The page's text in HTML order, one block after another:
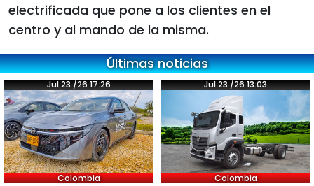
electrificada que pone a los clientes en el
centro y al mando de la misma.
Últimas noticias
Jul 23 /26 17:26
Colombia
Jul 23 /26 13:03
Colombia